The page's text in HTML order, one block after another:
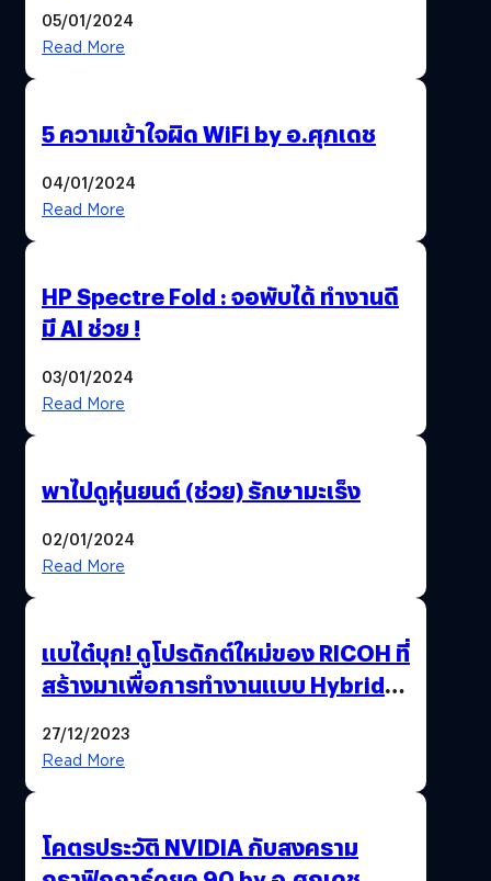
05/01/2024
Read More
5 ความเข้าใจผิด WiFi by อ.ศุภเดช
04/01/2024
Read More
HP Spectre Fold : จอพับได้ ทำงานดี
มี AI ช่วย !
03/01/2024
Read More
พาไปดูหุ่นยนต์ (ช่วย) รักษามะเร็ง
02/01/2024
Read More
แบไต๋บุก! ดูโปรดักต์ใหม่ของ RICOH ที่
สร้างมาเพื่อการทำงานแบบ Hybrid
27/12/2023
Read More
โคตรประวัติ NVIDIA กับสงคราม